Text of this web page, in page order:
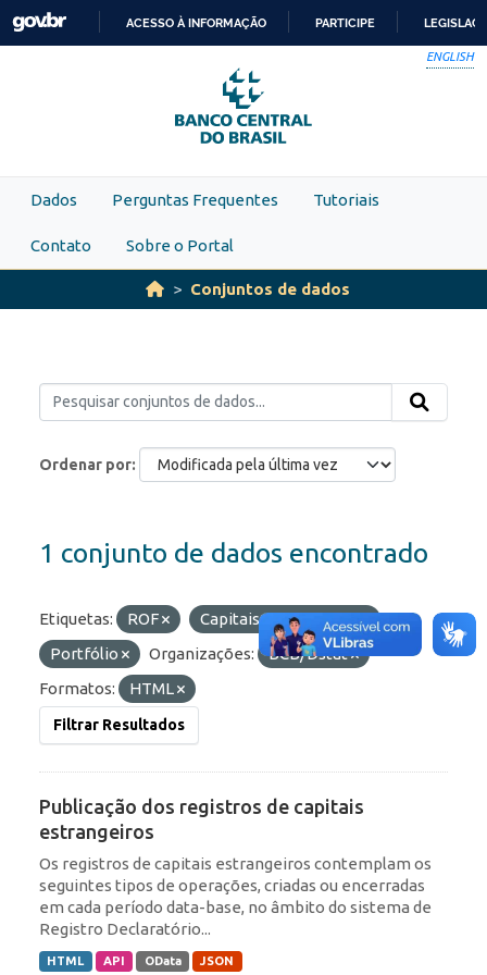
Skip to main content
PARA
O
CONTEÚDO
ACESSO À INFORMAÇÃO PARTICIPE
ENGLISH
Dados Perguntas Frequentes Tutoriais
Contato Sobre o Portal
Conjuntos de dados
Ordenar por
1 conjunto de dados encontrado
Etiquetas: ROF
Capitais Estrangeiros
Portfólio
Organizações:
BCB/Dstat
Formatos:
HTML
Filtrar Resultados
Publicação dos registros de capitais
estrangeiros
Os registros de capitais estrangeiros contemplam os
seguintes tipos de operações, criadas ou encerradas
em cada período data-base, no âmbito do sistema de
Registro Declaratório...
HTML API OData JSON